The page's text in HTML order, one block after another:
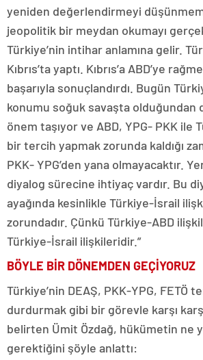
yeniden değerlendirmeyi
jeopolitik bir meydan okumayı
Türkiye’nin intihar anlamına gelir.
Kıbrıs’ta yaptı. Kıbrıs’a ABD’ye
başarıyla sonuçlandırdı. Bugün
konumu soğuk savaşta olduğundan
önem taşıyor ve ABD, YPG- PKK ile
bir tercih yapmak zorunda kaldığı
PKK- YPG’den yana olmayacaktır.
diyalog sürecine ihtiyaç vardır. Bu
ayağında kesinlikle Türkiye-İsrail
zorundadır. Çünkü Türkiye-ABD
Türkiye-İsrail ilişkileridir.”
BÖYLE BİR DÖNEMDEN GEÇİYORUZ
Türkiye’nin DEAŞ, PKK-YPG, FETÖ
durdurmak gibi bir görevle karşı
belirten Ümit Özdağ, hükümetin ne
gerektiğini şöyle anlattı: